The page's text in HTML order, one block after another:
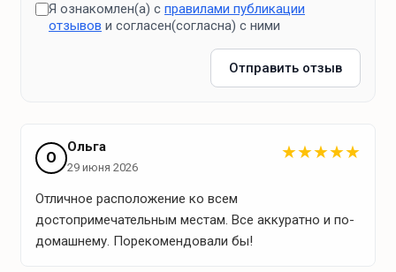
Губки
Средство для мытья посуды
(доплата)
Ближайшие магазины
Я ознакомлен(а) с правилами публикации
отзывов и согласен(согласна) с ними
Отправить отзыв
О
Ольга
29 июня 2026
★★★★★
Отличное расположение ко всем
достопримечательным местам. Все аккуратно и по-
домашнему. Порекомендовали бы!